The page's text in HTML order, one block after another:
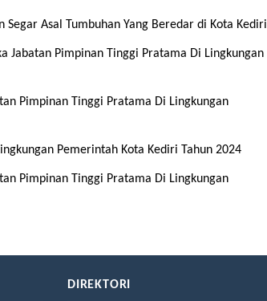
Asal Tumbuhan Yang Beredar di Kota Kediri
Jabatan Pimpinan Tinggi Pratama Di Lingkungan
Pimpinan Tinggi Pratama Di Lingkungan
Pemerintah Kota Kediri Tahun 2024
Pimpinan Tinggi Pratama Di Lingkungan
DIREKTORI